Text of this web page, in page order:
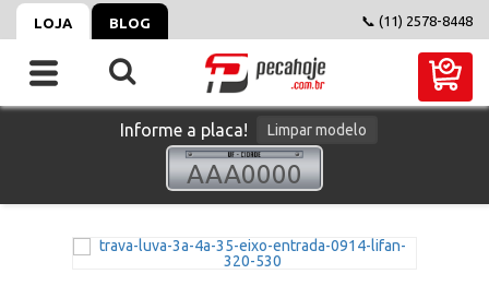
LOJA BLOG 📞 (11) 2578-8448
Informe a placa! Limpar modelo